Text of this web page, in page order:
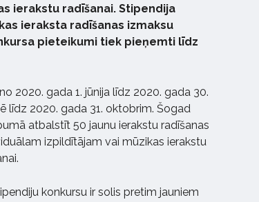
ierakstu radīšanai. Stipendija
ieraksta radīšanas izmaksu
pieteikumi tiek pieņemti līdz
2020. gada 1. jūnija līdz 2020. gada 30.
līdz 2020. gada 31. oktobrim. Šogad
atbalstīt 50 jaunu ierakstu radīšanas
izpildītājam vai mūzikas ierakstu
konkursu ir solis pretim jauniem